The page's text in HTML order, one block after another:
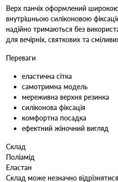
Верх панчіх оформлений
внутрішньою силіконовою
надійно тримаються без
для вечірніх, святкових та
Переваги
еластична сітка
самотримна модель
мереживна верхня резинка
силіконова фіксація
комфортна посадка
ефектний жіночний вигляд
Склад
Поліамід
Еластан
Склад може незначно